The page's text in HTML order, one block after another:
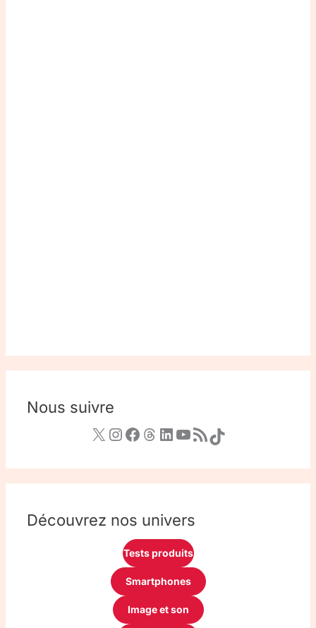
Nous suivre
Découvrez nos univers
Tests produits
Smartphones
Image et son